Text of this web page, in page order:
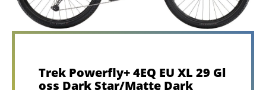
Trek Powerfly+ 4EQ EU XL 29 Gl
oss Dark Star/Matte Dark